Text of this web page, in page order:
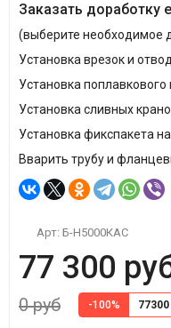
Заказать доработку
(выберите необходимое
Установка врезок и
Установка поплавкового
Установка сливных
Установка фикспакета
Вварить трубу и
Арт: Б-Н5000КАС
77 300
0 руб -100% 77300